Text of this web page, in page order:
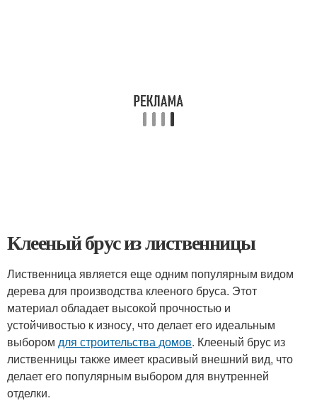
Клееный брус из лиственницы
Лиственница является еще одним популярным видом
дерева для производства клееного бруса. Этот
материал обладает высокой прочностью и
устойчивостью к износу, что делает его идеальным
выбором для строительства домов. Клееный брус из
лиственницы также имеет красивый внешний вид, что
делает его популярным выбором для внутренней
отделки.